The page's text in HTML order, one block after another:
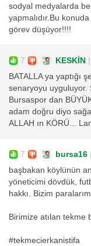
sodyal medyalarda
yapmalıdır.Bu
görev düşüyor!!!!
7 KESKİN |
BATALLA ya yaptığı
senaryoyu uyguluyor.
Bursaspor dan
adam doğru diyo
ALLAH ın KÖRÜ...
7 bursa16 |
başbakan köylünün
yöneticimi dövdük,
hakkı. Bizim
Birimize atılan tekme
#tekmecierkanistifa